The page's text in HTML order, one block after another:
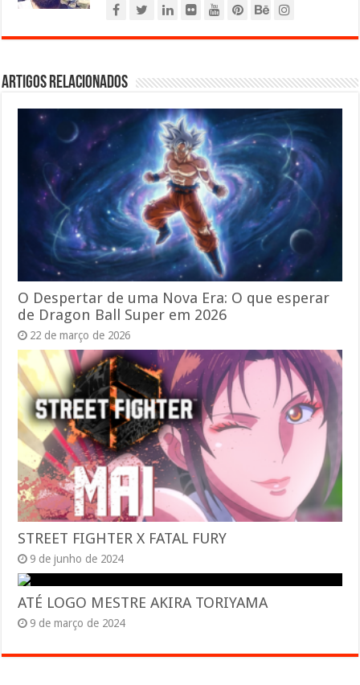
Artigos relacionados
O Despertar de uma Nova Era: O que esperar
de Dragon Ball Super em 2026
22 de março de 2026
STREET FIGHTER X FATAL FURY
9 de junho de 2024
ATÉ LOGO MESTRE AKIRA TORIYAMA
9 de março de 2024